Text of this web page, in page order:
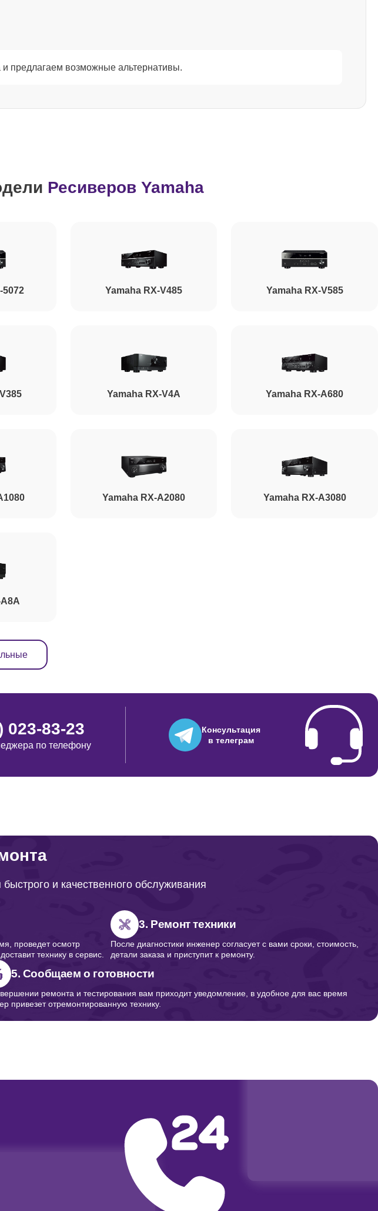
предлагаем возможные альтернативы.
Ресиверов Yamaha
5072 Yamaha RX-V485 Yamaha RX-V585
Yamaha RX-V4A Yamaha RX-A680
Yamaha RX-A2080 Yamaha RX-A3080
023-83-23
по телефону
Консультация
в телеграм
и качественного обслуживания
проведет осмотр
технику в сервис.
3. Ремонт техники
После диагностики инженер согласует с вами сроки, стоимость,
детали заказа и приступит к ремонту.
5. Сообщаем о готовности
ремонта и тестирования вам приходит уведомление, в удобное для вас время
привезет отремонтированную технику.